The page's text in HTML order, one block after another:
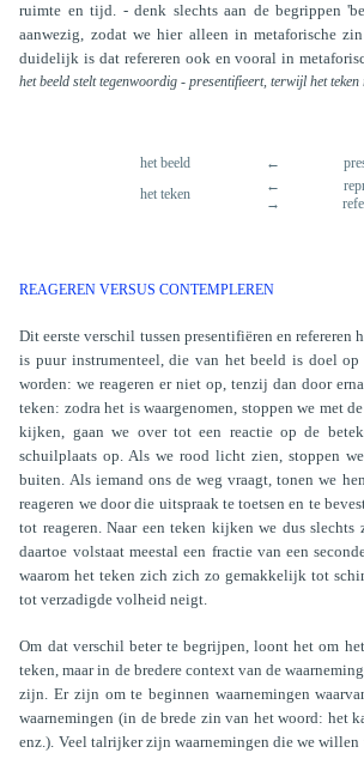
ruimte en tijd. - denk slechts aan de begrippen
aanwezig, zodat we hier alleen in metaforische
duidelijk is dat refereren ook en vooral in
het beeld stelt tegenwoordig - presentifieert, terwijl het
het beeld ←
het teken
←
→
REAGEREN VERSUS CONTEMPLEREN
Dit eerste verschil tussen presentifiëren en refereren
is puur instrumenteel, die van het beeld is doel
worden: we reageren er niet op, tenzij dan door
teken: zodra het is waargenomen, stoppen we met
kijken, gaan we over tot een reactie op de
schuilplaats op. Als we rood licht zien, stoppen
buiten. Als iemand ons de weg vraagt, tonen we
reageren we door die uitspraak te toetsen en te
tot reageren. Naar een teken kijken we dus
daartoe volstaat meestal een fractie van een
waarom het teken zich zich zo gemakkelijk tot
tot verzadigde volheid neigt.
Om dat verschil beter te begrijpen, loont het om
teken, maar in de bredere context van de
zijn. Er zijn om te beginnen waarnemingen
waarnemingen (in de brede zin van het woord: het
enz.). Veel talrijker zijn waarnemingen die we